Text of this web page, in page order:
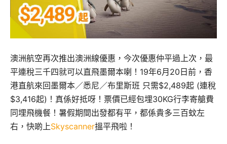
澳洲航空再次推出澳洲線優惠，今次優惠仲平過上次，最
平連稅三千四就可以直飛墨爾本喇！19年6月20日前，香
港直航來回墨爾本／悉尼／布里斯班 只需$2,489起 (連稅
$3,416起)！真係好抵呀！票價已經包埋30KG行李寄艙費
同埋飛機餐！暑假期間出發都有平，都係貴多三百蚊左
右，快啲上Skyscanner搵平飛啦！